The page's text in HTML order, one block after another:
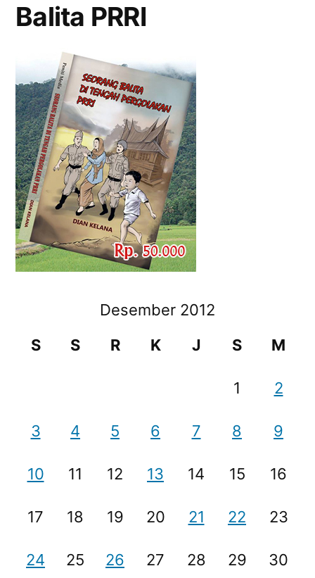
Balita PRRI
Desember 2012
S
S R K J S M
1 2
3 4 5 6 7 8 9
10 11 12 13 14 15 16
17 18 19 20 21 22 23
24 25 26 27 28 29 30